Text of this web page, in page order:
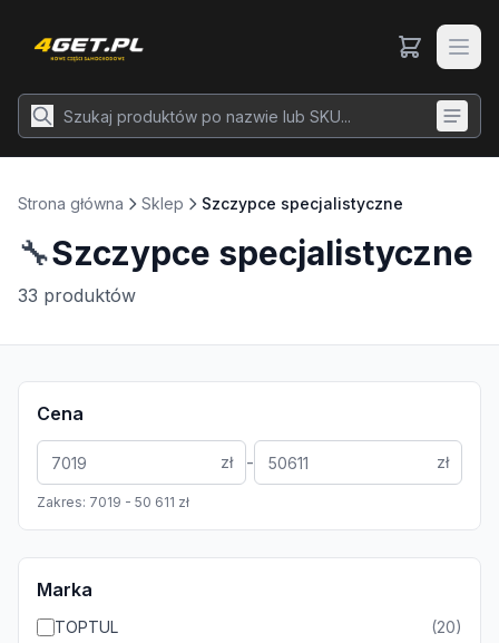
Strona główna Sklep Szczypce specjalistyczne
🔧Szczypce specjalistyczne
33 produktów
Cena
zł - zł
Zakres: 7019 - 50 611 zł
Marka
TOPTUL (20)